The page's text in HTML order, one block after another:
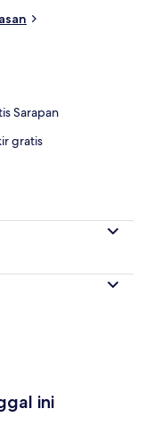
Sarapan
gratis
ini